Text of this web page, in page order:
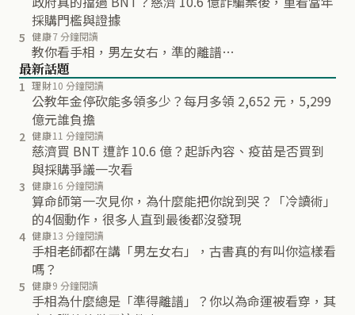
採購門檻與證據
5 健康7 分鐘閱讀
教你看手相，男左女右，準的離譜…
最新話題
1 理財10 分鐘閱讀
公教年金停砍能多領多少？每月多領 2,652 元，5,299
億元誰負擔
2 健康11 分鐘閱讀
慈濟買 BNT 遭詐 10.6 億？起訴內容、疫苗是否買到
與採購爭議一次看
3 健康16 分鐘閱讀
算命師第一次見你，為什麼能把你說到哭？「冷讀術」
的4個動作，很多人直到最後都沒發現
4 健康13 分鐘閱讀
手相老師都在講「男左女右」，古書真的有叫你這樣看
嗎？
5 健康9 分鐘閱讀
手相為什麼總是「準得離譜」？你以為命運被看穿，其